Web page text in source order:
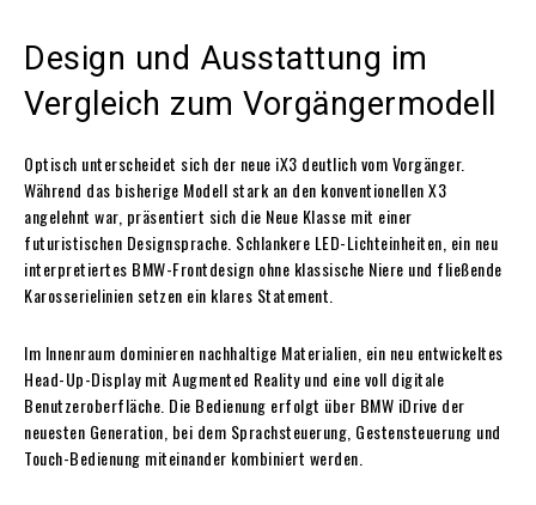
Design und Ausstattung im
Vergleich zum Vorgängermodell
Optisch unterscheidet sich der neue iX3 deutlich vom Vorgänger.
Während das bisherige Modell stark an den konventionellen X3
angelehnt war, präsentiert sich die Neue Klasse mit einer
futuristischen Designsprache. Schlankere LED-Lichteinheiten, ein neu
interpretiertes BMW-Frontdesign ohne klassische Niere und fließende
Karosserielinien setzen ein klares Statement.
Im Innenraum dominieren nachhaltige Materialien, ein neu entwickeltes
Head-Up-Display mit Augmented Reality und eine voll digitale
Benutzeroberfläche. Die Bedienung erfolgt über BMW iDrive der
neuesten Generation, bei dem Sprachsteuerung, Gestensteuerung und
Touch-Bedienung miteinander kombiniert werden.